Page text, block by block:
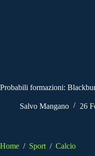
Probabili formazioni:
Salvo Mangano 26
Home / Sport / Calcio